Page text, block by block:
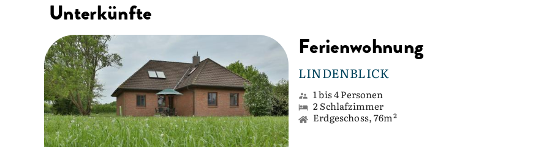
Unterkünfte
Ferienwohnung
LINDENBLICK
1 bis 4 Personen
2 Schlafzimmer
Erdgeschoss, 76m²